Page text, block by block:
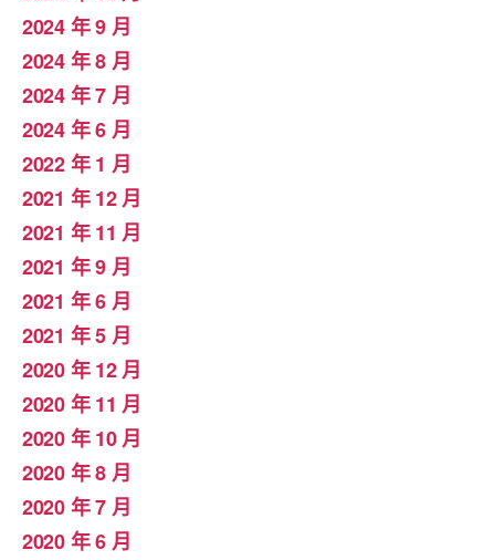
2024 年 9 月
2024 年 8 月
2024 年 7 月
2024 年 6 月
2022 年 1 月
2021 年 12 月
2021 年 11 月
2021 年 9 月
2021 年 6 月
2021 年 5 月
2020 年 12 月
2020 年 11 月
2020 年 10 月
2020 年 8 月
2020 年 7 月
2020 年 6 月